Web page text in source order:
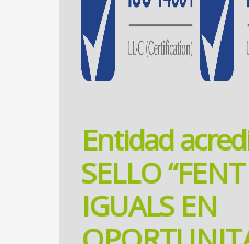
Entidad
SELLO
IGUALS EN